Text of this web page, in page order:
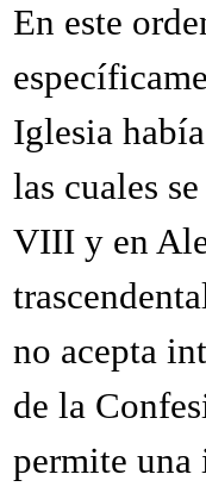
En este
Iglesia
las cuales
VIII y en
no acepta
de la
permite una